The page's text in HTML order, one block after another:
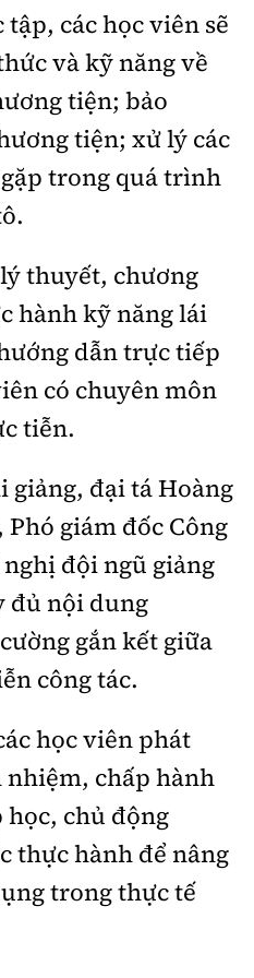
Sơn Tùng,
Hùng
Phát hành:
thức nếu không có sự
các học viên sẽ
và kỹ năng về
tiện; bảo
tiện; xử lý các
trong quá trình
thuyết, chương
hành kỹ năng lái
dẫn trực tiếp
có chuyên môn
tiễn.
giảng, đại tá Hoàng
giám đốc Công
đội ngũ giảng
đủ nội dung
gắn kết giữa
công tác.
học viên phát
chấp hành
chủ động
thực hành để nâng
trong thực tế